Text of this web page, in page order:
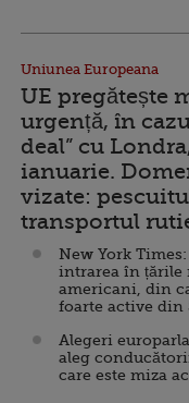
Uniunea Europeana
UE pregătește
urgență, în
deal” cu
ianuarie.
vizate:
transportul
New York
intrarea în țările
americani, din
foarte active din
Alegeri
aleg
care este miza